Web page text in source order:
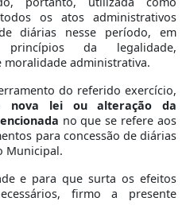
os atos administrativos
diárias nesse período, em
da legalidade,
administrativa.
do referido exercício,
nova lei ou alteração da
no que se refere aos
para concessão de diárias
Municipal.
e para que surta os efeitos
firmo a presente